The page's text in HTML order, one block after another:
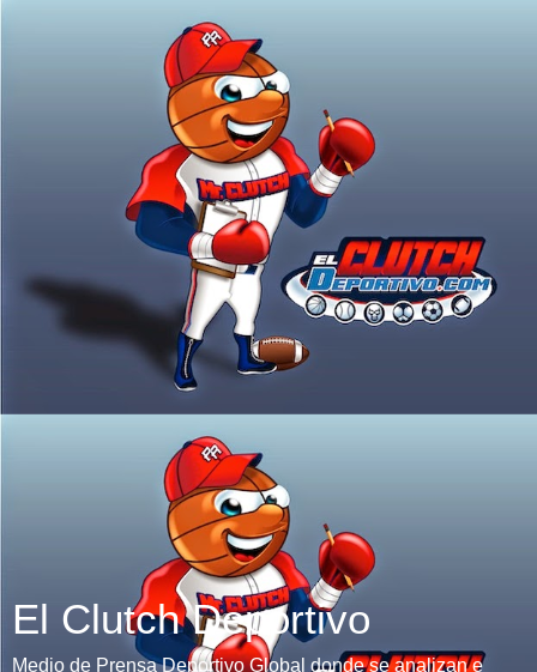
El Clutch Deportivo
Medio de Prensa Deportivo Global donde se analizan e